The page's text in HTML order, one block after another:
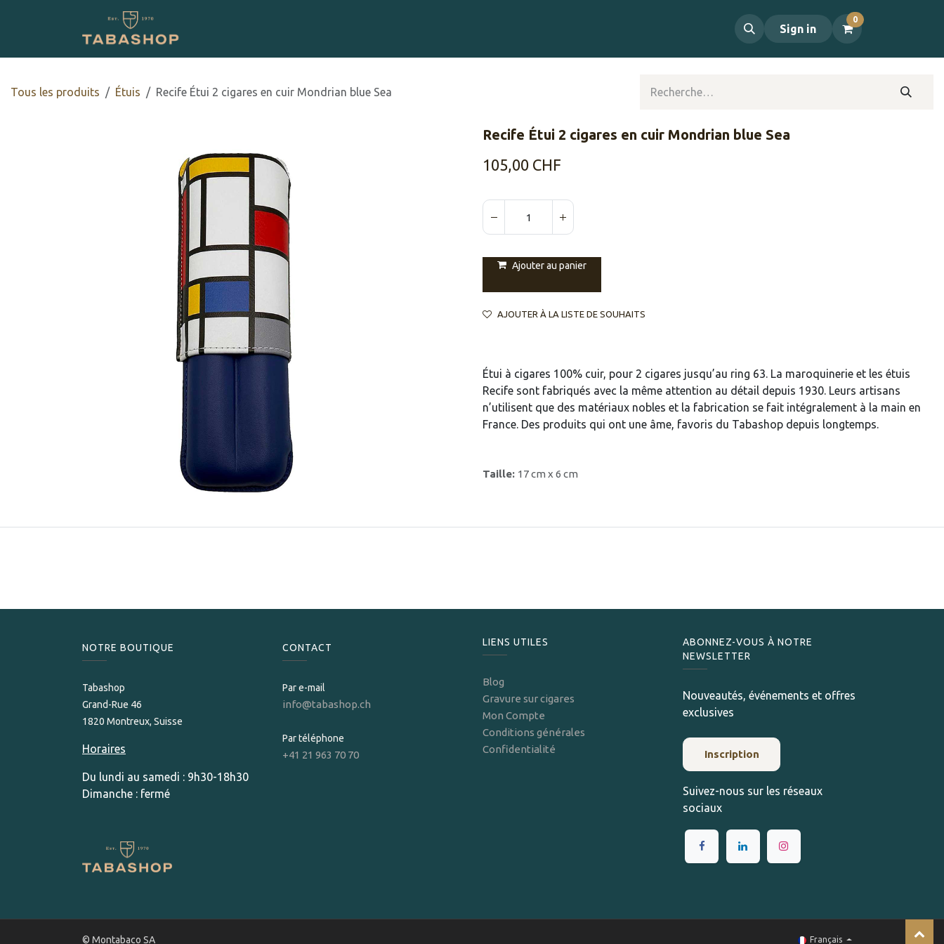
Sign in
0
Tous les produits ​Étuis Recife Étui 2 cigares en cuir Mondrian blue Sea
Recife Étui 2 cigares en cuir Mondrian blue Sea
105,00 CHF
Ajouter au panier
AJOUTER À LA LISTE DE SOUHAITS
Étui à cigares 100% cuir, pour 2 cigares jusqu’au ring 63. La maroquinerie et les étuis
Recife sont fabriqués avec la même attention au détail depuis 1930. Leurs artisans
n’utilisent que des matériaux nobles et la fabrication se fait intégralement à la main en
France. Des produits qui ont une âme, favoris du Tabashop depuis longtemps.
Taille: 17 cm x 6 cm
NOTRE BOUTIQUE
Tabashop
Grand-Rue 46
1820 Montreux, Suisse
Horaires
Du lundi au samedi : 9h30-18h30
Dimanche : fermé
CONTACT
Par e-mail
info@tabashop.ch
Par téléphone
+41 21 963 70 70
LIENS UTILES
Blog
Gravure sur cigares
Mon Compte
Conditions générales
Confidentialité
ABONNEZ-VOUS À NOTRE
NEWSLETTER
Nouveautés, événements et offres
exclusives
Inscription
Suivez-nous sur les réseaux
sociaux
© Montabaco SA Français